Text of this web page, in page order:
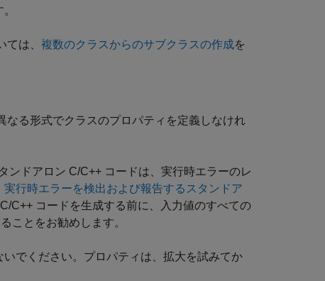
は、 複数のクラスからのサブクラスの作成を
なる形式でクラスのプロパティを定義しなけれ
ンドアロン C/C++ コードは、実行時エラーのレ
実行時エラーを検出および報告するスタンドア
C++ コードを生成する前に、入力値のすべての
ことをお勧めします。
でください。プロパティは、拡大を試みてか